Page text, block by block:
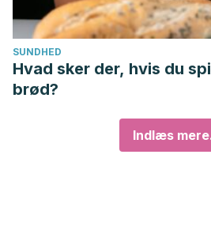
SUNDHED
Hvad sker der, hvis du
brød?
Indlæs